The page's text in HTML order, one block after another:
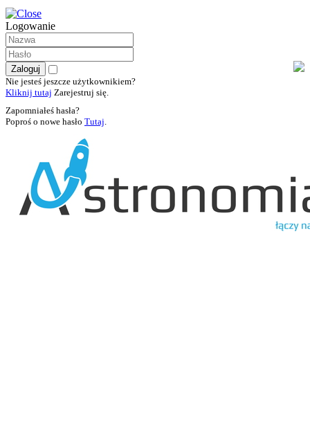
Logowanie
Nie jesteś jeszcze użytkownikiem?
Kliknij tutaj Zarejestruj się.
Zapomniałeś hasła?
Poproś o nowe hasło Tutaj.